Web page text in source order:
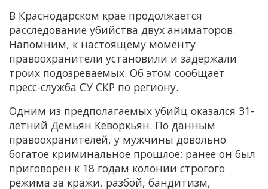
В Краснодарском крае продолжается
расследование убийства двух аниматоров.
Напомним, к настоящему моменту
правоохранители установили и задержали
троих подозреваемых. Об этом сообщает
пресс-служба СУ СКР по региону.
Одним из предполагаемых убийц оказался 31-
летний Демьян Кеворкьян. По данным
правоохранителей, у мужчины довольно
богатое криминальное прошлое: ранее он был
приговорен к 18 годам колонии строгого
режима за кражи, разбой, бандитизм,